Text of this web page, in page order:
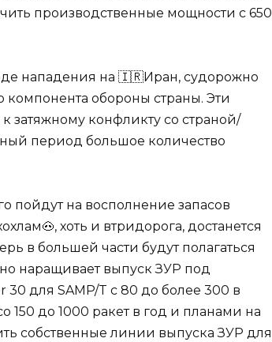
производственные мощности с 650
нападения на 🇮🇷Иран, судорожно
компонента обороны страны. Эти
затяжному конфликту со страной/
период большое количество
пойдут на восполнение запасов
хоть и втридорога, достанется
в большей части будут полагаться
наращивает выпуск ЗУР под
для SAMP/T с 80 до более 300 в
150 до 1000 ракет в год и планами на
собственные линии выпуска ЗУР для